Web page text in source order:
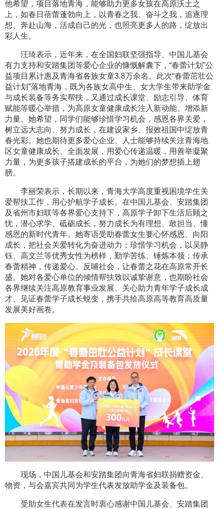
他希望，项目落地青海，能够助力更多女孩在高原沃土之
上，如春日蓓蕾蓬勃向上，以青春之我、奋斗之我，追逐理
想、奔赴山海，活成自己的光，也照亮更多人的路，绽放出
彩人生。
汪琦表示，近年来，在全国妇联坚强指导、中国儿基会
有力支持和安踏集团等爱心企业的慷慨解囊下，“春蕾计划”公
益项目累计惠及青海省各族女童3.8万余名。此次“春蕾茁壮公
益计划”落地青海，既为各族女高中生、女大学生带来助学金
与成长装备等务实帮扶，又通过成长课堂、励志引导、体育
赋能等暖心举措，为高原女童健康成长注入新动能、增添新
力量。她希望，同学们能够珍惜学习机会，感恩各界关爱，
树立远大志向、努力成长，在建设家乡、报效祖国中绽放青
春光彩。她也期待更多爱心企业、人士能够持续关注青海地
区女童健康成长、全面发展，用爱心传递温暖，用善举凝聚
力量，为更多孩子搭建成长的平台，为她们的梦想插上翅
膀。
李丽荣表示，长期以来，青海大学高度重视困境学生关
爱帮扶工作，用心护航学子成长。在中国儿基会、安踏集团
及省州市妇联等各界爱心支持下，高原学子卸下生活后顾之
忧，潜心求学、砥砺成长，努力成长为有理想、敢担当、懂
感恩的新时代青年。她寄语受助春蕾女生要心怀感恩、向阳
成长，把社会关爱转化为奋进动力；珍惜学习机会，以吴静
钰、高文兰等优秀女性为榜样，勤学苦练、锤炼本领；传承
春蕾精神，传递爱心、反哺社会，让春蕾之花在高原常开长
盛。她对各爱心单位的倾情帮扶致以诚挚谢意，也期盼社会
各界继续关注高原教育事业发展、关心助力青年学子成长成
才、见证春蕾学子成长蜕变，携手共绘高原高等教育高质量
发展美好画卷。
现场，中国儿基会和安踏集团向青海省妇联捐赠资金、
物资，与会嘉宾共同为学生代表发放助学金及装备包。
受助女生代表在发言时衷心感谢中国儿基会、安踏集团